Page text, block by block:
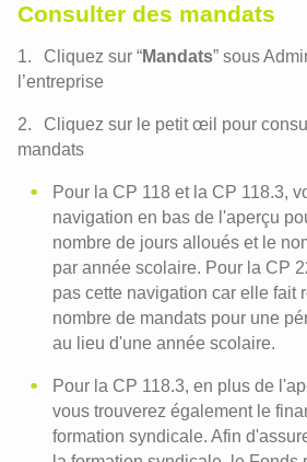
Consulter des mandats
Cliquez sur “Mandats” sous
l’entreprise
Cliquez sur le petit œil pour
mandats
Pour la CP 118 et la CP 118.3,
navigation en bas de l'aperçu
nombre de jours alloués et le
par année scolaire. Pour la CP
pas cette navigation car elle fait
nombre de mandats pour une
au lieu d'une année scolaire.
Pour la CP 118.3, en plus de
vous trouverez également le
formation syndicale. Afin